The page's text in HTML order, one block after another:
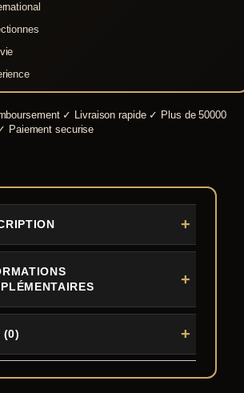
✓ Livraison rapide ✓ Plus de 50000
Paiement securise
(0)